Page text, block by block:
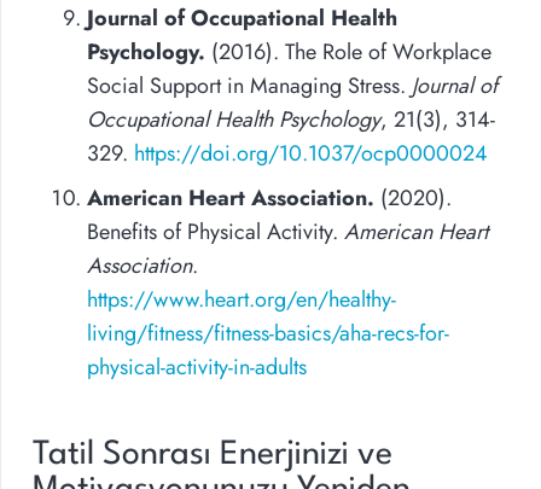
Journal of Occupational Health
Psychology. (2016). The Role of Workplace
Social Support in Managing Stress. Journal of
Occupational Health Psychology, 21(3), 314-
329. https://doi.org/10.1037/ocp0000024
American Heart Association. (2020).
Benefits of Physical Activity. American Heart
Association.
https://www.heart.org/en/healthy-
living/fitness/fitness-basics/aha-recs-for-
physical-activity-in-adults
Tatil Sonrası Enerjinizi ve